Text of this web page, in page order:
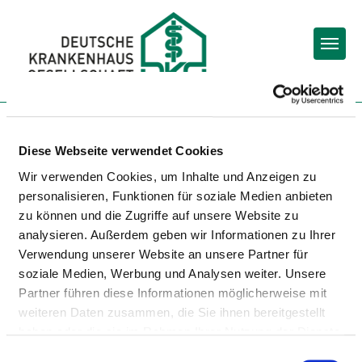
Diese Webseite verwendet Cookies
Wir verwenden Cookies, um Inhalte und Anzeigen zu
personalisieren, Funktionen für soziale Medien anbieten
zu können und die Zugriffe auf unsere Website zu
analysieren. Außerdem geben wir Informationen zu Ihrer
Verwendung unserer Website an unsere Partner für
soziale Medien, Werbung und Analysen weiter. Unsere
Partner führen diese Informationen möglicherweise mit
weiteren Daten zusammen, die Sie ihnen bereitgestellt
Startseite der Fachabteilung
SANA KLINIKEN
NIEDERLAUSITZ -
SENFTENBERG